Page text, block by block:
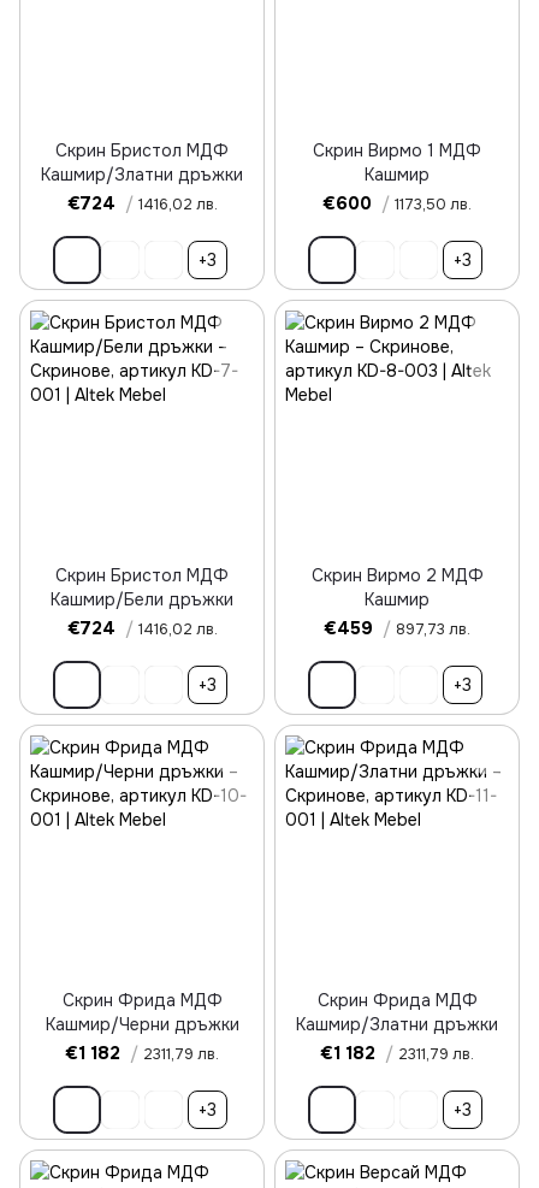
Скрин Бристол МДФ
Кашмир/Златни дръжки
€724 / 1416,02 лв.
+3
Скрин Вирмо 1 МДФ
Кашмир
€600 / 1173,50 лв.
+3
Скрин Бристол МДФ
Кашмир/Бели дръжки
€724 / 1416,02 лв.
+3
Скрин Вирмо 2 МДФ
Кашмир
€459 / 897,73 лв.
+3
Скрин Фрида МДФ
Кашмир/Черни дръжки
€1 182 / 2311,79 лв.
+3
Скрин Фрида МДФ
Кашмир/Златни дръжки
€1 182 / 2311,79 лв.
+3